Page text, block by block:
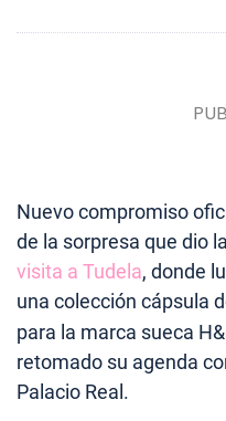
Nuevo compromiso
de la sorpresa que dio
visita a Tudela, donde
una colección cápsula
para la marca sueca
retomado su agenda
Palacio Real.